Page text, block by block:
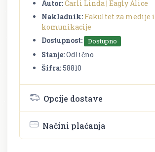
Autor:Carli Linda | Eagly Alice
Nakladnik: Fakultet za medije i
komunikacije
Dostupnost:
Dostupno
Stanje:Odlično
Šifra:58810
Opcije dostave
Načini plaćanja